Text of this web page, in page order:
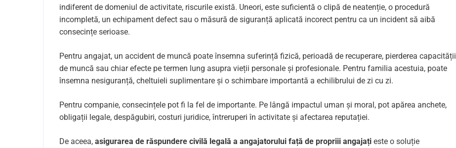
indiferent de domeniul de activitate, riscurile există. Uneori, este suficientă o clipă de neatenție, o procedură
incompletă, un echipament defect sau o măsură de siguranță aplicată incorect pentru ca un incident să aibă
consecințe serioase.
Pentru angajat, un accident de muncă poate însemna suferință fizică, perioadă de recuperare, pierderea capacității
de muncă sau chiar efecte pe termen lung asupra vieții personale și profesionale. Pentru familia acestuia, poate
însemna nesiguranță, cheltuieli suplimentare și o schimbare importantă a echilibrului de zi cu zi.
Pentru companie, consecințele pot fi la fel de importante. Pe lângă impactul uman și moral, pot apărea anchete,
obligații legale, despăgubiri, costuri juridice, întreruperi în activitate și afectarea reputației.
De aceea, asigurarea de răspundere civilă legală a angajatorului față de propriii angajați este o soluție